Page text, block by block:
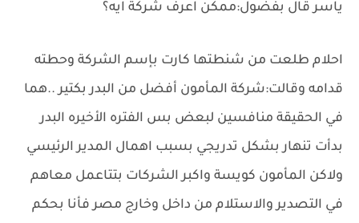
ياسر قال بفضول:ممكن اعرف شركة ايه؟
احلام طلعت من شنطتها كارت بإسم الشركة وحطته
قدامه وقالت:شركة المأمون أفضل من البدر بكتير ..هما
في الحقيقة منافسين لبعض بس الفتره الأخيره البدر
بدأت تنهار بشكل تدريجي بسبب اهمال المدير الرئيسي
ولاكن المأمون كويسة واكبر الشركات بتتاعمل معاهم
في التصدير والاستلام من داخل وخارج مصر فأنا بحكم